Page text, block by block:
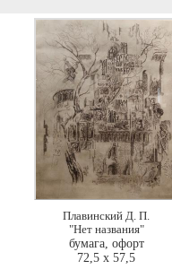
Плавинский Д. П.
"Нет названия"
бумага, офорт
72,5 x 57,5